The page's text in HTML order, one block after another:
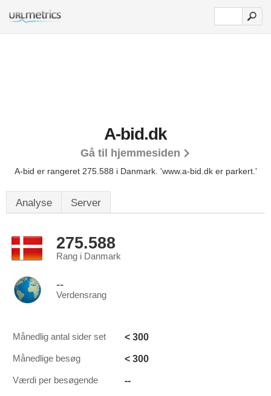
A-bid.dk
Gå til hjemmesiden
A-bid er rangeret 275.588 i Danmark. 'www.a-bid.dk er parkert.'
Analyse Server
275.588
Rang i Danmark
--
Verdensrang
Månedlig antal sider set < 300
Månedlige besøg < 300
Værdi per besøgende --